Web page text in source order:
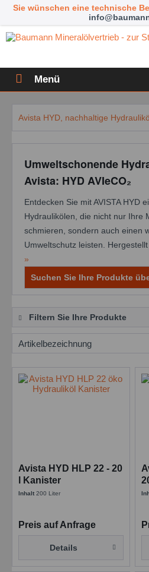
Sie wünschen eine technische
Menü
Avista HYD, nachhaltige
Umweltschonende
Avista: HYD AVIeCO₂
Entdecken Sie mit AVISTA HYD
Hydraulikölen, die nicht nur Ihre
schmieren, sondern auch einen
Umweltschutz leisten. Hergestellt
»
Suchen Sie Ihre Produkte
Filtern Sie Ihre Produkte
Avista HYD HLP 22 - 20
l Kanister
Inhalt200 Liter
Preis auf Anfrage
Details